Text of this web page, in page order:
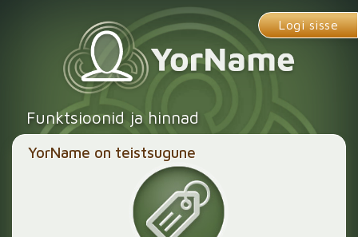
Logi sisse
Funktsioonid ja hinnad
YorName on teistsugune